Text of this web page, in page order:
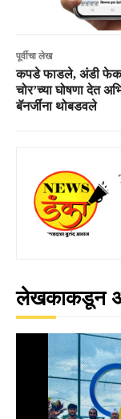
पूर्वीचा लेख
कपडे फाडले, अंडी
चोर’च्या घोषणा देत
बॅनर्जींना थोबडवले
लेखकाकडून